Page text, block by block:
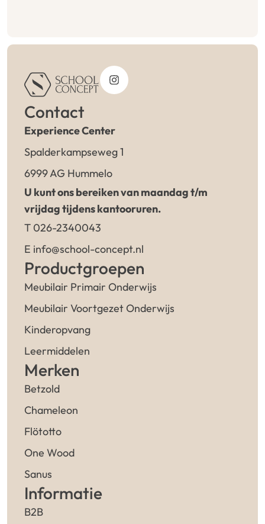
Contact
Experience Center
Spalderkampseweg 1
6999 AG Hummelo
U kunt ons bereiken van maandag t/m
vrijdag tijdens kantooruren.
T 026-2340043
E info@school-concept.nl
Productgroepen
Meubilair Primair Onderwijs
Meubilair Voortgezet Onderwijs
Kinderopvang
Leermiddelen
Merken
Betzold
Chameleon
Flötotto
One Wood
Sanus
Informatie
B2B